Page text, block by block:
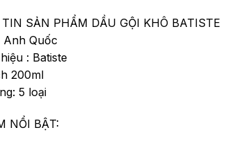
SẢN PHẨM DẦU GỘI KHÔ BATISTE
Anh Quốc
: Batiste
200ml
5 loại
NỔI BẬT: